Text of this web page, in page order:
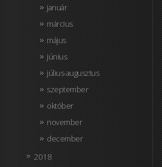
január
március
május
június
július-augusztus
szeptember
október
november
december
2018